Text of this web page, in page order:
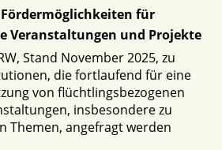
für
Veranstaltungen und Projekte
Stand November 2025, zu
die fortlaufend für eine
von flüchtlingsbezogenen
insbesondere zu
Themen, angefragt werden